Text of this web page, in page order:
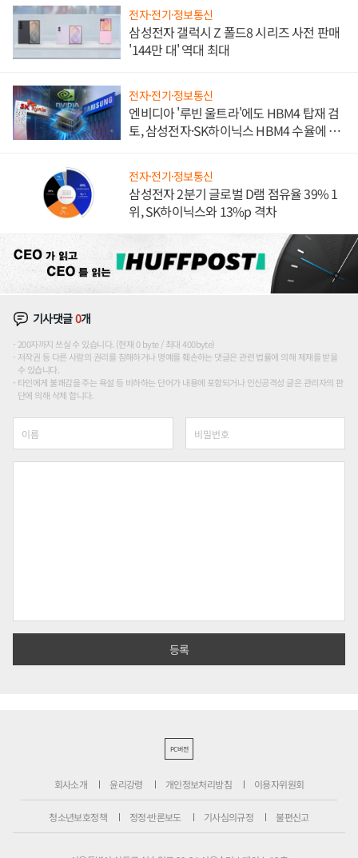
전자·전기·정보통신
삼성전자 갤럭시 Z 폴드8 시리즈 사전 판매
'144만 대' 역대 최대
전자·전기·정보통신
엔비디아 '루빈 울트라'에도 HBM4 탑재 검
토, 삼성전자·SK하이닉스 HBM4 수율에 주
전자·전기·정보통신
삼성전자 2분기 글로벌 D램 점유율 39% 1
위, SK하이닉스와 13%p 격차
기사댓글0개
200자까지 쓰실 수 있습니다. (현재 0 byte / 최대 400byte)
저작권 등 다른 사람의 권리를 침해하거나 명예를 훼손하는 댓글은 관련 법률에 의해 제재를 받을
수 있습니다.
타인에게 불쾌감을 주는 욕설 등 비하하는 단어가 내용에 포함되거나 인신공격성 글은 관리자의 판
단에 의해 삭제 합니다.
PC버전
회사소개 윤리강령 개인정보처리방침 이용자위원회
청소년보호정책 정정·반론보도 기사심의규정 불편신고